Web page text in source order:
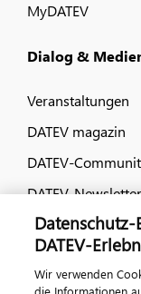
MyDATEV
Dialog &
Veranstaltungen
DATEV magazin
DATEV-
DATEV-Newsletter
DATEV-
Wir verwenden
die Informationen